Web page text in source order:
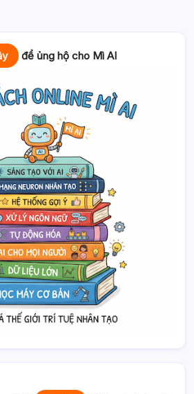
để ủng hộ cho Mì AI